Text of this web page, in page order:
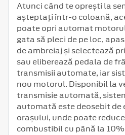
Atunci când te oprești la
așteptați într-o coloană,
poate opri automat
gata să pleci de pe loc,
de ambreiaj și selectează
sau eliberează pedala de
transmisii automate, iar
nou motorul. Disponibil la
transmisie automată,
automată este deosebit de
orașului, unde poate
combustibil cu până la